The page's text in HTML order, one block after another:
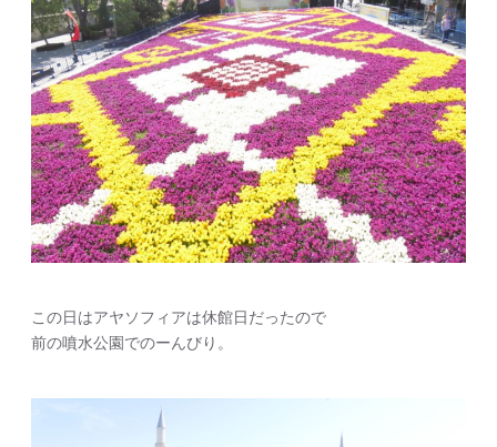
この日はアヤソフィアは休館日だったので
前の噴水公園でのーんびり。